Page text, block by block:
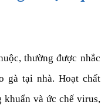
thường được nhắc
gà tại nhà. Hoạt chất
và ức chế virus,